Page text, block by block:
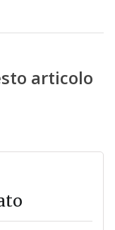
articolo